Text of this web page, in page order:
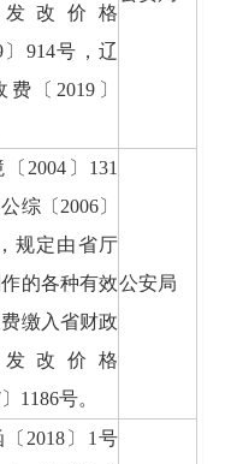
改价格
〕914号，辽
〔2019〕
2004〕131
综〔2006〕
规定由省厅
的各种有效
缴入省财政
改价格
〕1186号。
公安局
2018〕1号